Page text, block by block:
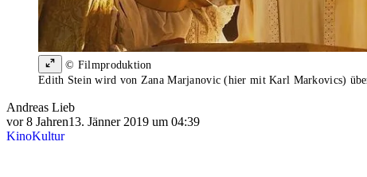
© Filmproduktion
Edith Stein wird von Zana Marjanovic (hier mit Karl Markovics)
Andreas Lieb
vor 8 Jahren13. Jänner 2019 um 04:39
KinoKultur